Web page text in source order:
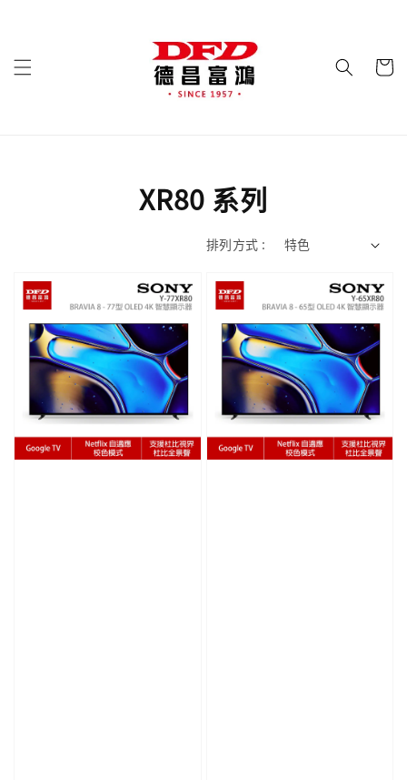
XR80 系列
排列方式 :